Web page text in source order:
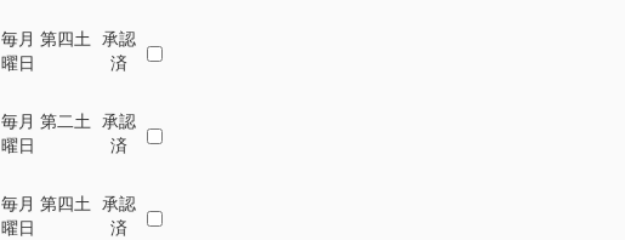
毎月 第四土
曜日
承認
済
毎月 第二土
曜日
承認
済
毎月 第四土
曜日
承認
済